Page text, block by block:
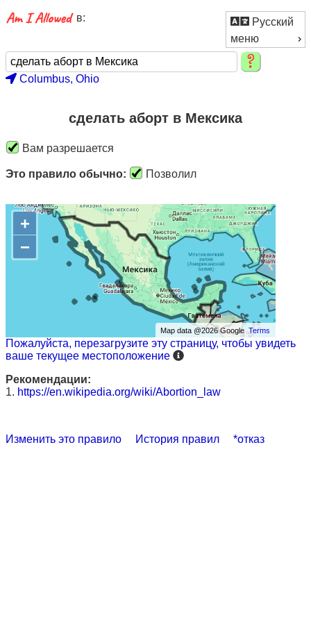
Русский
меню
в:
Columbus, Ohio
сделать аборт в Мексика
Вам разрешается
Это правило обычно: Позволил
+
−
Map data @2026 GoogleTerms
Пожалуйста, перезагрузите эту страницу, чтобы увидеть
ваше текущее местоположение
Рекомендации:
1. https://en.wikipedia.org/wiki/Abortion_law
Изменить это правило История правил *отказ